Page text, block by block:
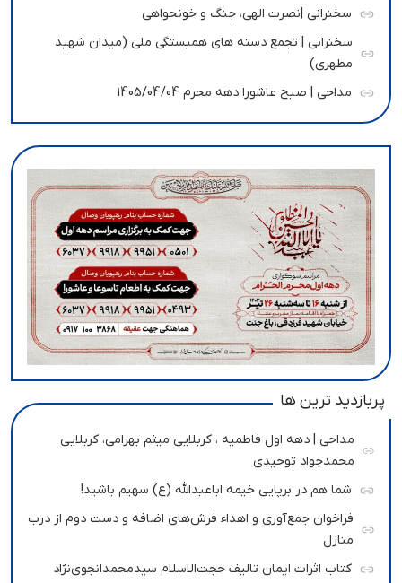
سخنرانی |نصرت الهی، جنگ و خونحواهی
سخنرانی | تجمع دسته های همبستگی ملی (میدان شهید
مطهری)
مداحی | صبح عاشورا دهه محرم 1405/04/04
پربازدید ترین ها
مداحی | دهه اول فاطمیه ، کربلایی میثم بهرامی، کربلایی
محمدجواد توحیدی
شما هم در برپایی خیمه اباعبدالله (ع) سهیم باشید!
فراخوان جمع‌آوری و اهداء فرش‌های اضافه و دست دوم از درب
منازل
کتاب اثرات ایمان تالیف حجت‌الاسلام سیدمحمدانجوی‌نژاد